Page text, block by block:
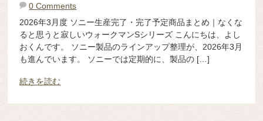
0 Comments
2026年3月度 ソニー生産完了・完了予定商品まとめ｜なくな
ると思うと寂しいウォークマンSシリーズ こんにちは、よし
おくんです。 ソニー製品のラインアップ整理が、2026年3月
も進んでいます。 ソニーでは定期的に、製品の […]
続きを読む